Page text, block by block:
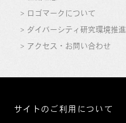
ロゴマークについて
ダイバーシティ研究環境推
アクセス・お問い合わせ
サイトのご利用について